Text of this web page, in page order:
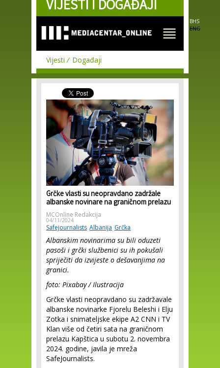
Skip to
main
VIJESTI I DOGAĐAJI
BHS
ENG
Vijesti Događaji
Grčke vlasti su neopravdano zadržale
albanske novinare na graničnom prelazu
MCOnline Redakcija
04/11/2024
Safejournalists Albanija Grčka
Albanskim novinarima su bili oduzeti
pasoši i grčki službenici su ih pokušali
spriječiti da izvijeste o dešavanjima na
granici.
foto: Pixabay / Ilustracija
Grčke vlasti neopravdano su zadržavale
albanske novinarke Fjorelu Beleshi i Elju
Zotka i snimateljske ekipe A2 CNN i TV
Klan više od četiri sata na graničnom
prelazu Kapštica u subotu 2. novembra
2024. godine, javila je mreža
SafeJournalists.